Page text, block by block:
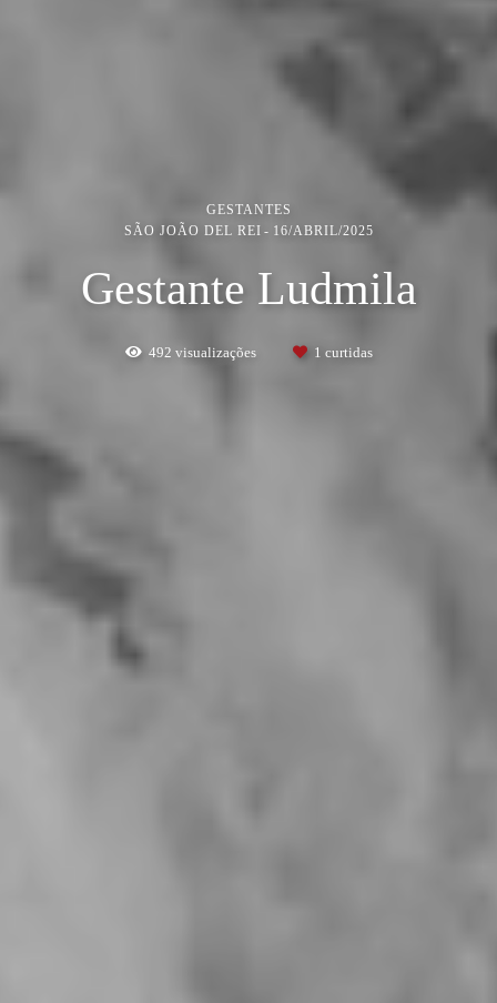
GESTANTES
SÃO JOÃO DEL REI
16/ABRIL/2025
Gestante Ludmila
492 visualizações 1 curtidas